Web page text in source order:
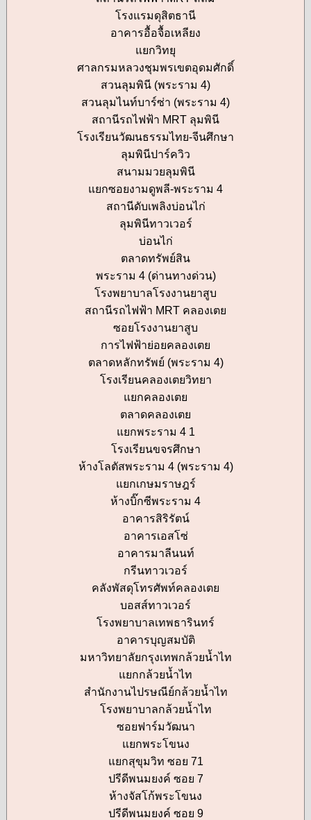
โรงแรมดุสิตธานี
อาคารอื้อจื้อเหลียง
แยกวิทยุ
ศาลกรมหลวงชุมพรเขตอุดมศักดิ์
สวนลุมพินี (พระราม 4)
สวนลุมไนท์บาร์ซ่า (พระราม 4)
สถานีรถไฟฟ้า MRT ลุมพินี
โรงเรียนวัฒนธรรมไทย-จีนศึกษา
ลุมพินีปาร์ควิว
สนามมวยลุมพินี
แยกซอยงามดูพลี-พระราม 4
สถานีดับเพลิงบ่อนไก่
ลุมพินีทาวเวอร์
บ่อนไก่
ตลาดทรัพย์สิน
พระราม 4 (ด่านทางด่วน)
โรงพยาบาลโรงงานยาสูบ
สถานีรถไฟฟ้า MRT คลองเตย
ซอยโรงงานยาสูบ
การไฟฟ้าย่อยคลองเตย
ตลาดหลักทรัพย์ (พระราม 4)
โรงเรียนคลองเตยวิทยา
แยกคลองเตย
ตลาดคลองเตย
แยกพระราม 4 1
โรงเรียนขจรศึกษา
ห้างโลตัสพระราม 4 (พระราม 4)
แยกเกษมราษฎร์
ห้างบิ๊กซีพระราม 4
อาคารสิริรัตน์
อาคารเอสโซ่
อาคารมาลีนนท์
กรีนทาวเวอร์
คลังพัสดุโทรศัพท์คลองเตย
บอสส์ทาวเวอร์
โรงพยาบาลเทพธารินทร์
อาคารบุญสมบัติ
มหาวิทยาลัยกรุงเทพกล้วยน้ำไท
แยกกล้วยน้ำไท
สำนักงานไปรษณีย์กล้วยน้ำไท
โรงพยาบาลกล้วยน้ำไท
ซอยฟาร์มวัฒนา
แยกพระโขนง
แยกสุขุมวิท ซอย 71
ปรีดีพนมยงค์ ซอย 7
ห้างจัสโก้พระโขนง
ปรีดีพนมยงค์ ซอย 9